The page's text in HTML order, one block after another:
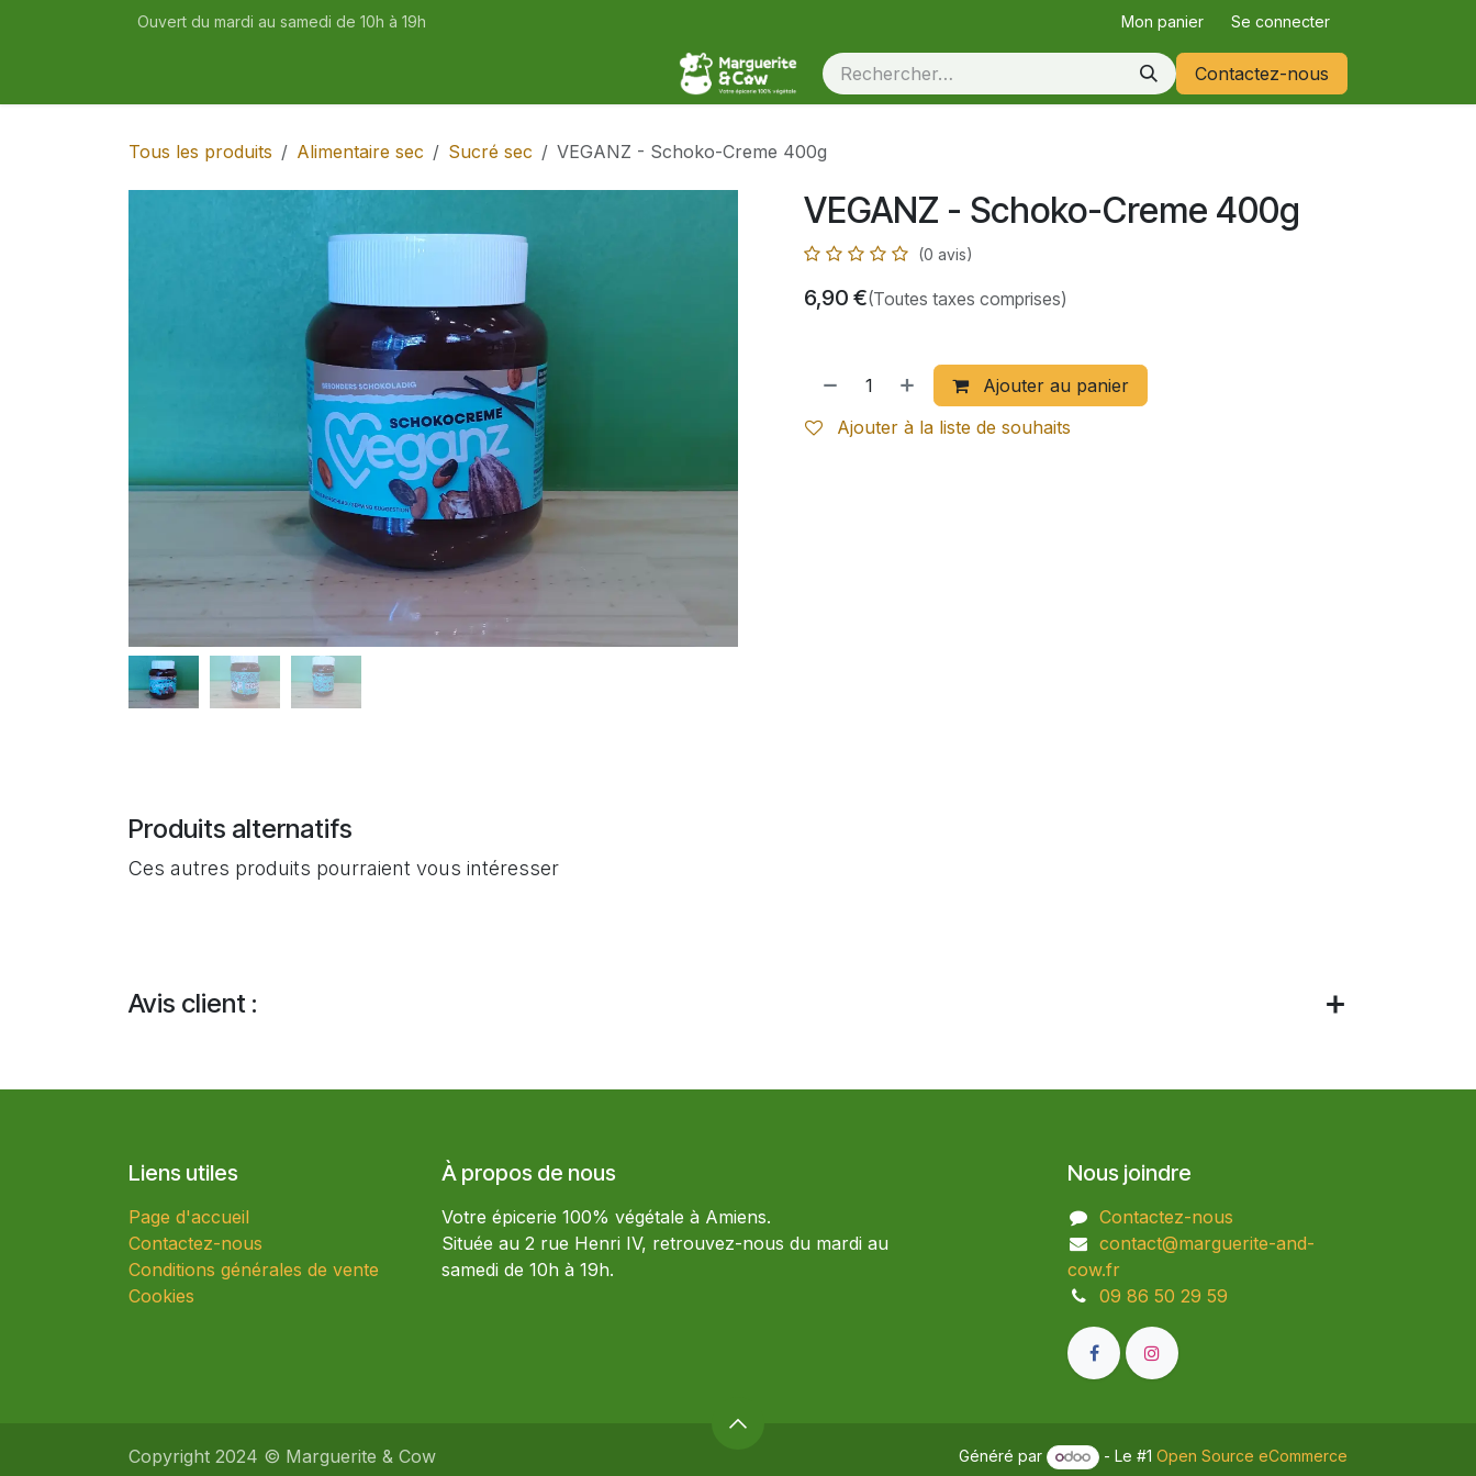
Se rendre au contenuOuvert du mardi au samedi de 10h à 19h Mon panier Se connecter
Contactez-nous
Tous les produits Alimentaire sec Sucré sec VEGANZ - Schoko-Creme 400g
VEGANZ - Schoko-Creme 400g
(0 avis)
6,90 €(Toutes taxes comprises)
Ajouter au panier
Ajouter à la liste de souhaits
Produits alternatifs
Ces autres produits pourraient vous intéresser
Avis client :
Liens utiles
Page d'accueil
Contactez-nous
Conditions générales de vente
Cookies
À propos de nous
Votre épicerie 100% végétale à Amiens.
Située au 2 rue Henri IV, retrouvez-nous du mardi au
samedi de 10h à 19h.
Nous joindre
Contactez-nous
contact@marguerite-and-
cow.fr
09 86 50 29 59​
Copyright 2024 © Marguerite & Cow Généré par - Le #1 Open Source eCommerce